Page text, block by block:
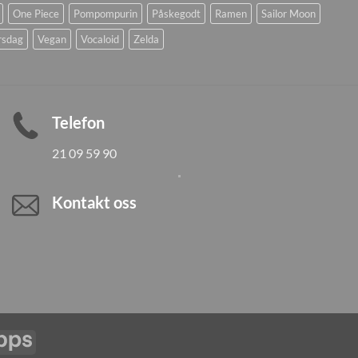
One Piece Pompompurin Påskegodt Ramen
Sailor Moon
Vegan Vocaloid Zelda
Telefon
21 09 59 90
Kontakt oss
Vipps